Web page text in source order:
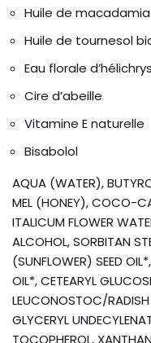
Huile de
Huile de tournesol
Eau florale
Cire d’abeille
Vitamine E naturelle
Bisabolol
AQUA (WATER),
MEL (HONEY), COCO-
ITALICUM FLOWER
ALCOHOL, SORBITAN
(SUNFLOWER) SEED
OIL*, CETEARYL
LEUCONOSTOC/RADISH
GLYCERYL
TOCOPHEROL,